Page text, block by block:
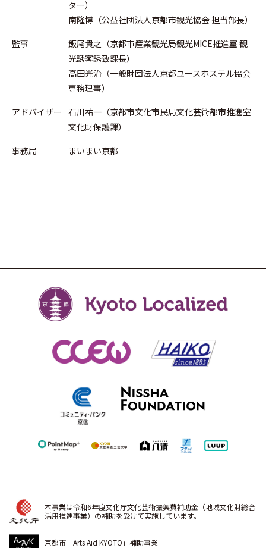
ター）
南隆博（公益社団法人京都市観光協会 担当部長）
監事
飯尾貴之（京都市産業観光局観光MICE推進室 観
光誘客誘致課長）
高田光治（一般財団法人京都ユースホステル協会
専務理事）
アドバイザー 石川祐一（京都市文化市民局文化芸術都市推進室
文化財保護課）
事務局
まいまい京都
本事業は令和6年度文化庁文化芸術振興費補助金（地域文化財総合
活用推進事業）の補助を受けて実施しています。
京都市「Arts Aid KYOTO」補助事業